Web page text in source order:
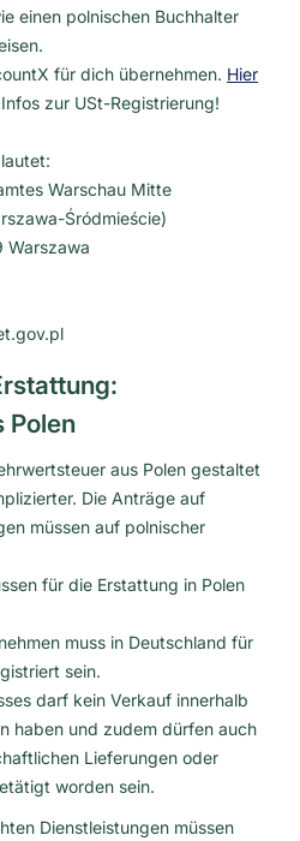
einen polnischen Buchhalter
für dich übernehmen. Hier
zur USt-Registrierung!
Warschau Mitte
Śródmieście)
Warszawa
Polen
aus Polen gestaltet
Die Anträge auf
müssen auf polnischer
für die Erstattung in Polen
muss in Deutschland für
sein.
darf kein Verkauf innerhalb
haben und zudem dürfen auch
Lieferungen oder
worden sein.
Dienstleistungen müssen